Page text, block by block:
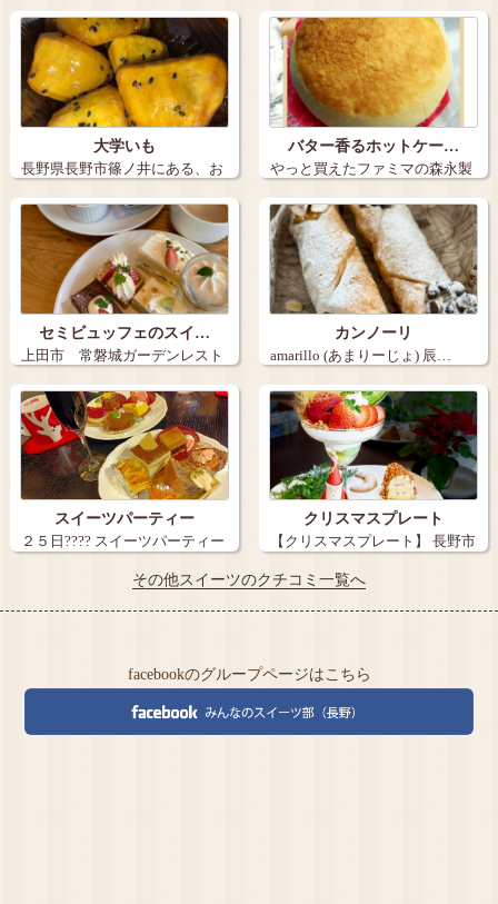
ィナンシ…
せん…
大学いも
長野県長野市篠ノ井にある、お
いも日和の大…
バター香るホットケー…
やっと買えたファミマの森永製
菓監修、バタ…
セミビュッフェのスイ…
上田市 常磐城ガーデンレスト
ランのスイー…
カンノーリ
amarillo (あまりーじょ) 辰…
スイーツパーティー
２５日???? スイーツパーティー
クリスマスプレート
【クリスマスプレート】 長野市
北石堂の…
その他スイーツのクチコミ一覧へ
facebookのグループページはこちら